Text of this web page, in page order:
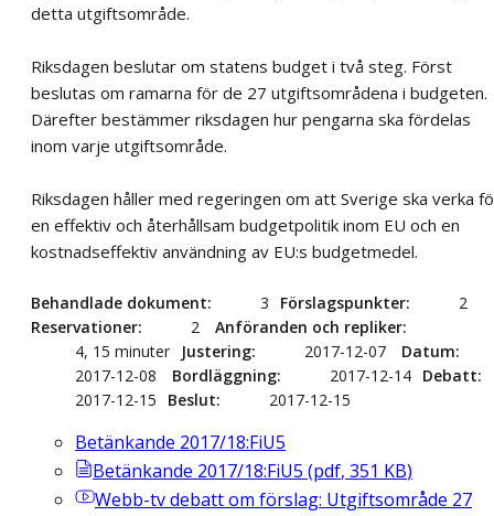
detta utgiftsområde.
Riksdagen beslutar om statens budget i två steg. Först
beslutas om ramarna för de 27 utgiftsområdena i budgeten.
Därefter bestämmer riksdagen hur pengarna ska fördelas
inom varje utgiftsområde.
Riksdagen håller med regeringen om att Sverige ska verka
en effektiv och återhållsam budgetpolitik inom EU och en
kostnadseffektiv användning av EU:s budgetmedel.
Behandlade dokument 3 Förslagspunkter
2
Reservationer
2
Anföranden och repliker
4, 15 minuter
Justering 2017-12-07
Datum
2017-12-08
Bordläggning 2017-12-14 Debatt
2017-12-15
Beslut 2017-12-15
Betänkande 2017/18:FiU5
Betänkande 2017/18:FiU5 (pdf, 351 KB)
Webb-tvdebatt om förslag: Utgiftsområde 27